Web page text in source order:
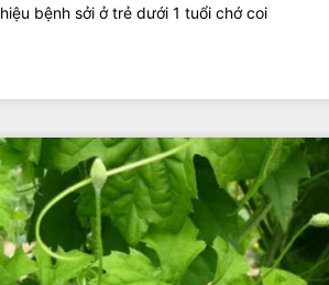
bệnh sởi ở trẻ dưới 1 tuổi chớ coi